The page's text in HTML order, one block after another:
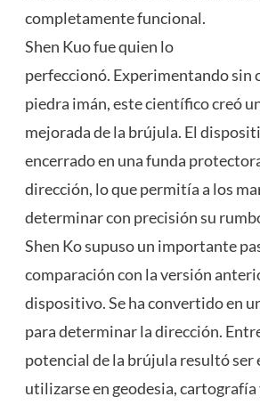
completamente funcional.
Shen Kuo fue quien lo
perfeccionó. Experimentando sin
piedra imán, este científico creó
mejorada de la brújula. El
encerrado en una funda
dirección, lo que permitía a los
determinar con precisión su
Shen Ko supuso un importante
comparación con la versión
dispositivo. Se ha convertido en
para determinar la dirección.
potencial de la brújula resultó ser
utilizarse en geodesia,